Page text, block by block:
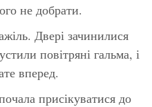
не добрати.
Двері зачинилися
повітряні гальма, і
вперед.
присікуватися до